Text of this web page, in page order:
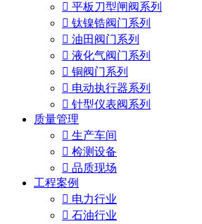
 平板刀型闸阀系列
 钛镍锆阀门系列
 油田阀门系列
 液化气阀门系列
 铜阀门系列
 电动执行器系列
 针型仪表阀系列
质量管理
 生产车间
 检测设备
 品质现场
工程案例
 电力行业
 石油行业